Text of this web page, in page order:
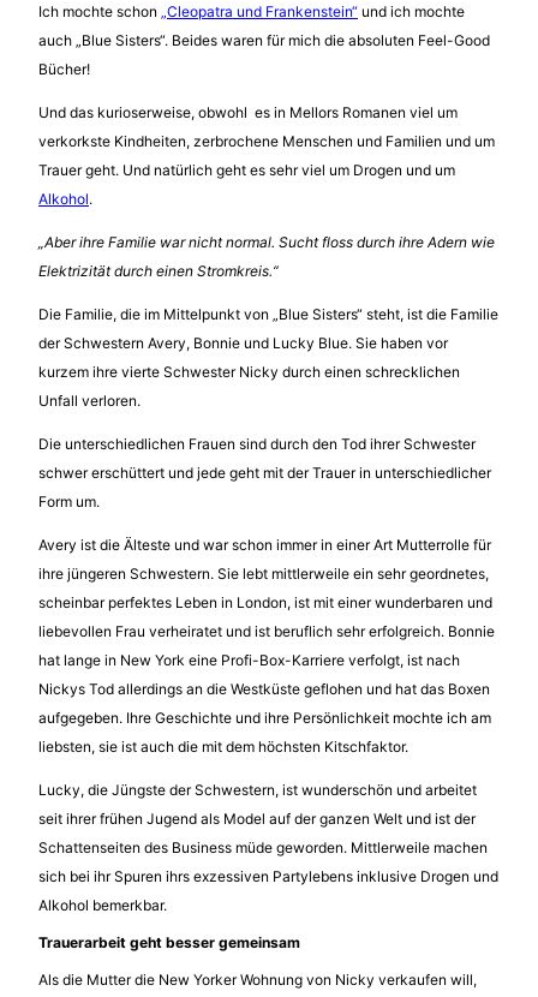
Ich mochte schon „Cleopatra und Frankenstein“ und ich mochte
auch „Blue Sisters“. Beides waren für mich die absoluten Feel-Good
Bücher!
Und das kurioserweise, obwohl es in Mellors Romanen viel um
verkorkste Kindheiten, zerbrochene Menschen und Familien und um
Trauer geht. Und natürlich geht es sehr viel um Drogen und um
Alkohol.
„Aber ihre Familie war nicht normal. Sucht floss durch ihre Adern wie
Elektrizität durch einen Stromkreis.“
Die Familie, die im Mittelpunkt von „Blue Sisters“ steht, ist die Familie
der Schwestern Avery, Bonnie und Lucky Blue. Sie haben vor
kurzem ihre vierte Schwester Nicky durch einen schrecklichen
Unfall verloren.
Die unterschiedlichen Frauen sind durch den Tod ihrer Schwester
schwer erschüttert und jede geht mit der Trauer in unterschiedlicher
Form um.
Avery ist die Älteste und war schon immer in einer Art Mutterrolle für
ihre jüngeren Schwestern. Sie lebt mittlerweile ein sehr geordnetes,
scheinbar perfektes Leben in London, ist mit einer wunderbaren und
liebevollen Frau verheiratet und ist beruflich sehr erfolgreich. Bonnie
hat lange in New York eine Profi-Box-Karriere verfolgt, ist nach
Nickys Tod allerdings an die Westküste geflohen und hat das Boxen
aufgegeben. Ihre Geschichte und ihre Persönlichkeit mochte ich am
liebsten, sie ist auch die mit dem höchsten Kitschfaktor.
Lucky, die Jüngste der Schwestern, ist wunderschön und arbeitet
seit ihrer frühen Jugend als Model auf der ganzen Welt und ist der
Schattenseiten des Business müde geworden. Mittlerweile machen
sich bei ihr Spuren ihrs exzessiven Partylebens inklusive Drogen und
Alkohol bemerkbar.
Trauerarbeit geht besser gemeinsam
Als die Mutter die New Yorker Wohnung von Nicky verkaufen will,